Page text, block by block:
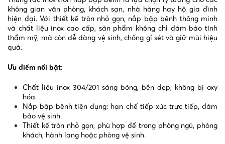
không gian văn phòng, khách sạn, nhà hàng hay hộ gia đình
hiện đại. Với thiết kế tròn nhỏ gọn, nắp bập bênh thông minh
và chất liệu inox cao cấp, sản phẩm không chỉ đảm bảo tính
thẩm mỹ, mà còn dễ dàng vệ sinh, chống gỉ sét và giữ mùi hiệu
quả.
Ưu điểm nổi bật:
Chất liệu inox 304/201 sáng bóng, bền đẹp, không bị oxy
hóa.
Nắp bập bênh tiện dụng: hạn chế tiếp xúc trực tiếp, đảm
bảo vệ sinh.
Thiết kế tròn nhỏ gọn, phù hợp để trong phòng ngủ, phòng
khách, hành lang hoặc phòng vệ sinh.